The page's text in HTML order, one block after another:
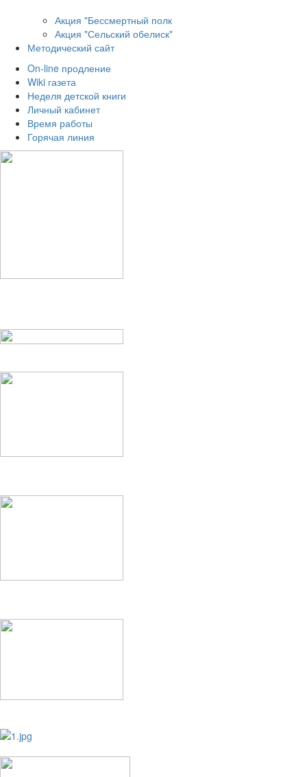
Акция "Бессмертный полк
Акция "Сельский обелиск"
Методический сайт
On-line продление
Wiki газета
Неделя детской книги
Личный кабинет
Время работы
Горячая линия